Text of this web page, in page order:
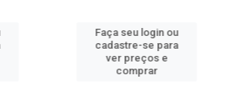
Faça seu login ou
cadastre-se para
ver preços e
comprar